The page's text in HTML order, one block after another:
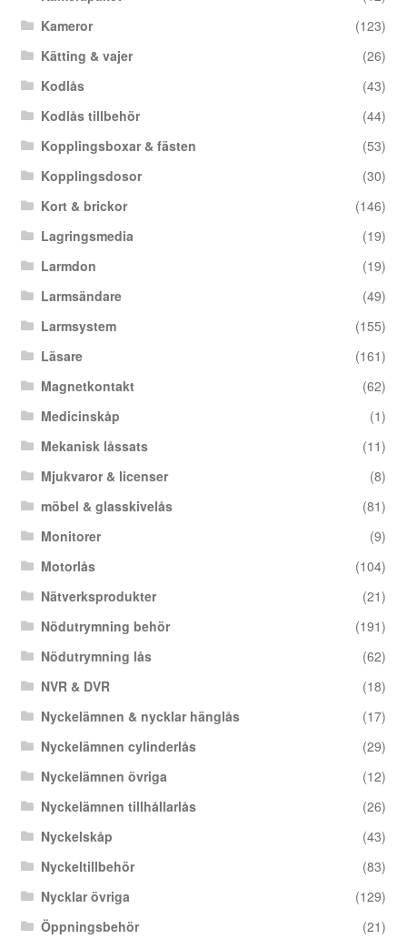
Kameror
(123)
Kätting & vajer
(26)
Kodlås
(43)
Kodlås tillbehör
(44)
Kopplingsboxar & fästen
(53)
Kopplingsdosor
(30)
Kort & brickor
(146)
Lagringsmedia
(19)
Larmdon
(19)
Larmsändare
(49)
Larmsystem
(155)
Läsare
(161)
Magnetkontakt
(62)
Medicinskåp
(1)
Mekanisk låssats
(11)
Mjukvaror & licenser
(8)
möbel & glasskivelås
(81)
Monitorer
(9)
Motorlås
(104)
Nätverksprodukter
(21)
Nödutrymning behör
(191)
Nödutrymning lås
(62)
NVR & DVR
(18)
Nyckelämnen & nycklar hänglås
(17)
Nyckelämnen cylinderlås
(29)
Nyckelämnen övriga
(12)
Nyckelämnen tillhållarlås
(26)
Nyckelskåp
(43)
Nyckeltillbehör
(83)
Nycklar övriga
(129)
Öppningsbehör
(21)